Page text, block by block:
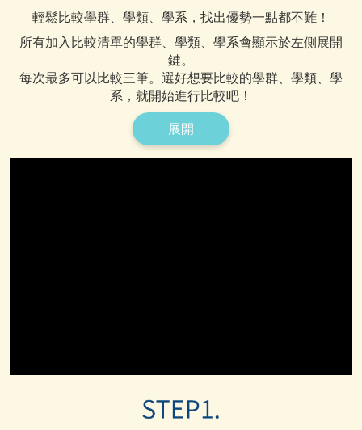
輕鬆比較學群、學類、學系，找出優勢一點都不難！
所有加入比較清單的學群、學類、學系會顯示於左側展開
鍵。
每次最多可以比較三筆。選好想要比較的學群、學類、學
系， 就開始進行比較吧！
展開